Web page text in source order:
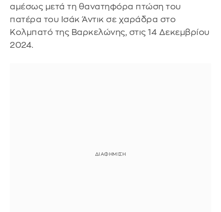
αμέσως μετά τη θανατηφόρα πτώση του
πατέρα του Ισάκ Άντικ σε χαράδρα στο
Κολμπατό της Βαρκελώνης, στις 14 Δεκεμβρίου
2024.